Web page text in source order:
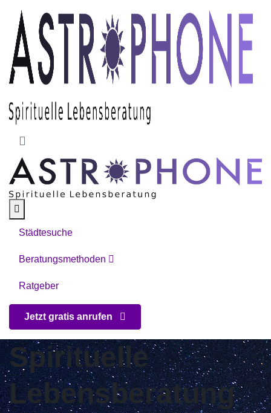
Skip to main content
Städtesuche
Beratungsmethoden
Ratgeber
Jetzt gratis anrufen
Spirituelle
Lebensberatung